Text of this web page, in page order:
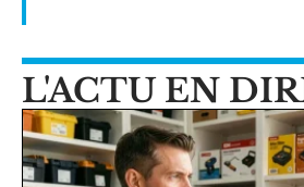
L'ACTU EN